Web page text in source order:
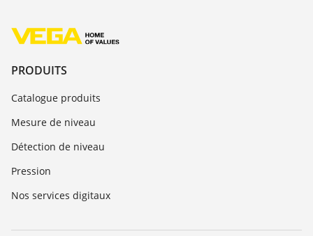
PRODUITS
Catalogue produits
Mesure de niveau
Détection de niveau
Pression
Nos services digitaux